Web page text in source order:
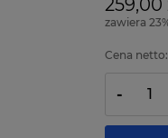
259,00
zawiera
Cena netto:
-